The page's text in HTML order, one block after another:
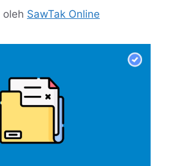
oleh SawTak Online